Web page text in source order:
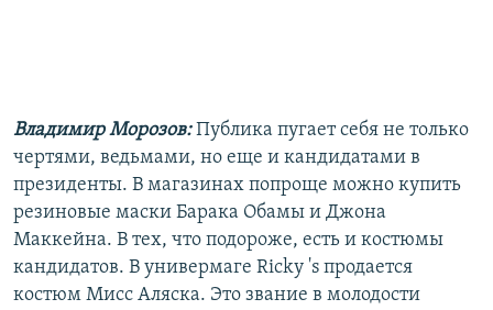
Владимир Морозов:Публика пугает себя не только
чертями, ведьмами, но еще и кандидатами в
президенты. В магазинах попроще можно купить
резиновые маски Барака Обамы и Джона
Маккейна. В тех, что подороже, есть и костюмы
кандидатов. В универмаге Ricky 's продается
костюм Мисс Аляска. Это звание в молодости